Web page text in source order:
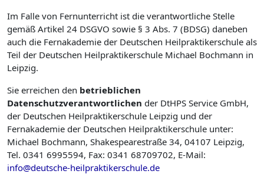
Im Falle von Fernunterricht ist die verantwortliche Stelle
gemäß Artikel 24 DSGVO sowie § 3 Abs. 7 (BDSG) daneben
auch die Fernakademie der Deutschen Heilpraktikerschule als
Teil der Deutschen Heilpraktikerschule Michael Bochmann in
Leipzig.
Sie erreichen den betrieblichen
Datenschutzverantwortlichen der DtHPS Service GmbH,
der Deutschen Heilpraktikerschule Leipzig und der
Fernakademie der Deutschen Heilpraktikerschule unter:
Michael Bochmann, Shakespearestraße 34, 04107 Leipzig,
Tel. 0341 6995594, Fax: 0341 68709702, E-Mail:
info@deutsche-heilpraktikerschule.de